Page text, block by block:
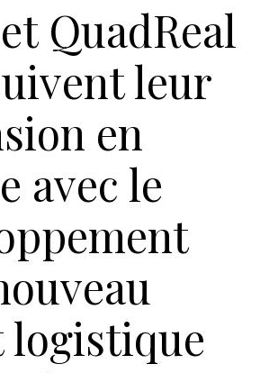
QuadReal
leur
en
avec le
logistique